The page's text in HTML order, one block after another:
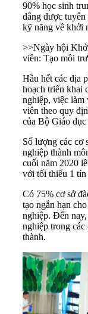
90% học sinh
đẳng được
kỹ năng về khởi
>>Ngày hội
viên: Tạo môi
Hầu hết các địa
hoạch triển khai
nghiệp, việc làm
viên theo quy
của Bộ Giáo
Số lượng các cơ
nghiệp thành
cuối năm 2020
với tối thiểu 1 tín
Có 75% cơ sở
tạo ngắn hạn
nghiệp. Đến
nghiệp trong các
thành.